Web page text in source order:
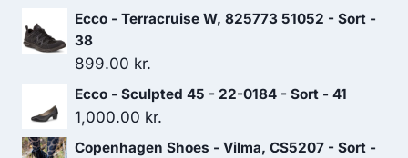
649.00 kr..454.30 kr..
Ecco - Terracruise W, 825773 51052 - Sort -
38
899.00 kr.
Ecco - Sculpted 45 - 22-0184 - Sort - 41
1,000.00 kr.
Copenhagen Shoes - Vilma, CS5207 - Sort -